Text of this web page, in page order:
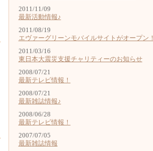
2011/11/09
最新活動情報♪
2011/08/19
エヴァーグリーンモバイルサイトがオープン！
2011/03/16
東日本大震災支援チャリティーのお知らせ
2008/07/21
最新テレビ情報！
2008/07/21
最新雑誌情報♪
2008/06/28
最新テレビ情報！
2007/07/05
最新雑誌情報